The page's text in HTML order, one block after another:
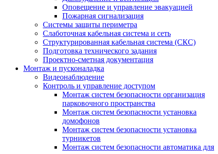
Оповещение и управление эвакуацией
Пожарная сигнализация
Системы защиты периметра
Слаботочная кабельная система и сеть
Структурированная кабельная система (СКС)
Подготовка технического задания
Проектно-сметная документация
Монтаж и пусконаладка
Видеонаблюдение
Контроль и управление доступом
Монтаж систем безопасности организация
парковочного пространства
Монтаж систем безопасности установка
домофонов
Монтаж систем безопасности установка
турникетов
Монтаж систем безопасности автоматика для